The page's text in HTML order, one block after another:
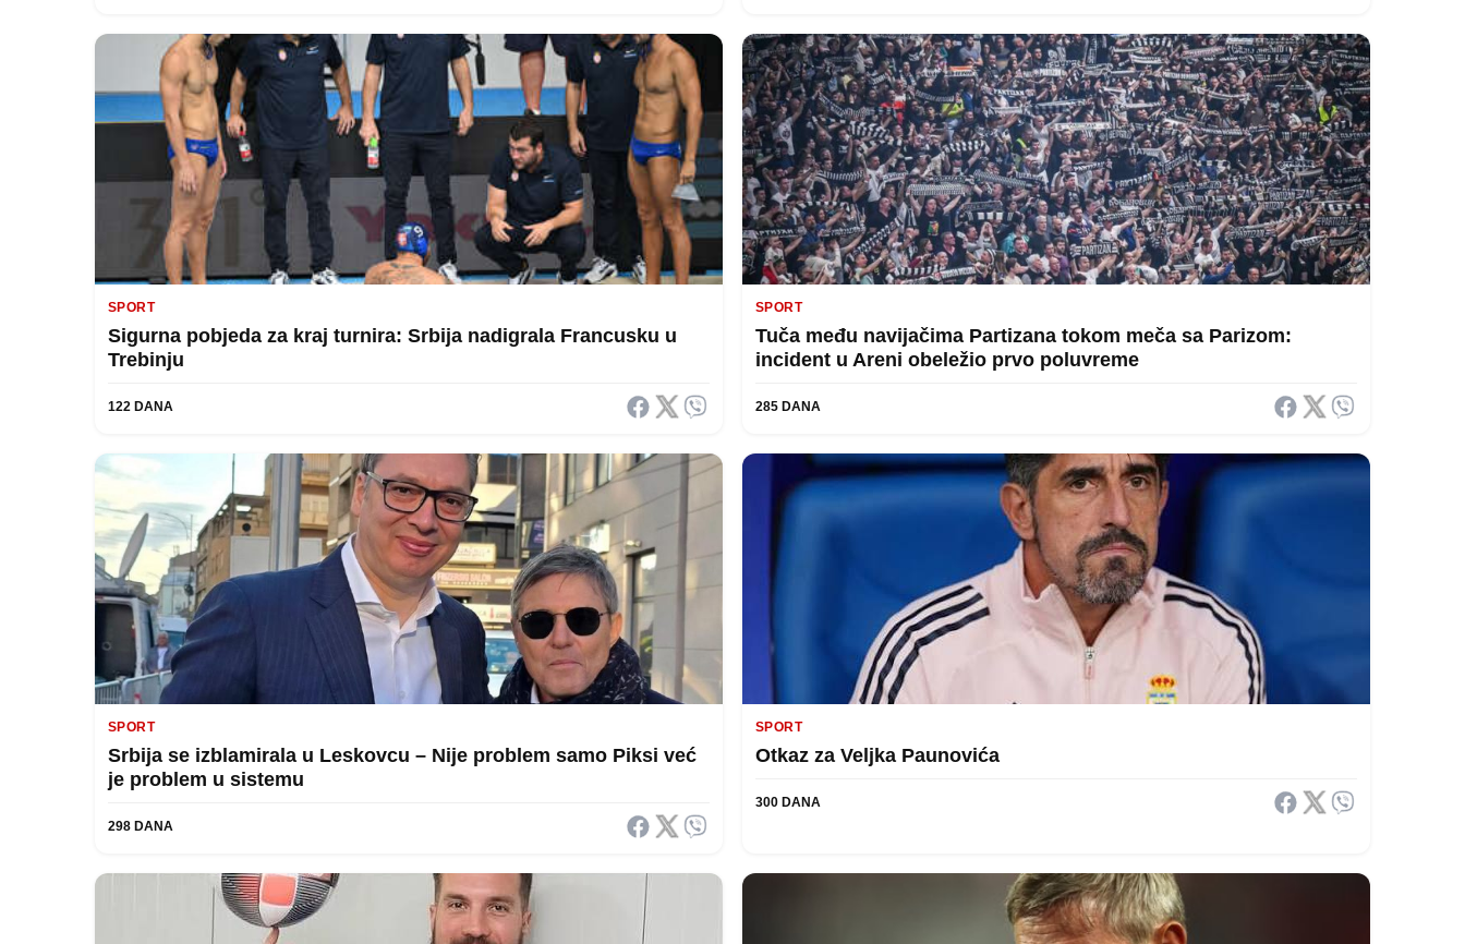
SPORT
Sigurna pobjeda za kraj turnira: Srbija nadigrala Francusku u
Trebinju
122 DANA
SPORT
Tuča među navijačima Partizana tokom meča sa Parizom:
incident u Areni obeležio prvo poluvreme
285 DANA
SPORT
Srbija se izblamirala u Leskovcu – Nije problem samo Piksi već
je problem u sistemu
298 DANA
SPORT
Otkaz za Veljka Paunovića
300 DANA